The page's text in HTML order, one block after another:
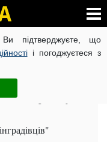
підтверджуєте, що
і погоджуєтеся з
КОРОНАВІРУС В УКРАЇНІ
ЧИТАТЬ НА РУССКОМ
до фільму